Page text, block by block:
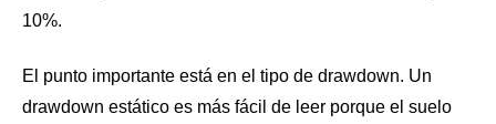
10%.
El punto importante está en el tipo de drawdown. Un
drawdown estático es más fácil de leer porque el suelo